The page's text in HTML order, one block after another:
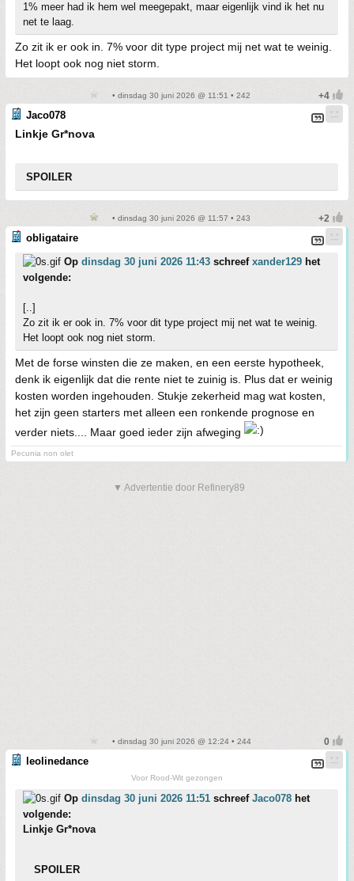
1% meer had ik hem wel meegepakt, maar eigenlijk vind ik het nu
net te laag.
Zo zit ik er ook in. 7% voor dit type project mij net wat te weinig.
Het loopt ook nog niet storm.
• dinsdag 30 juni 2026 @ 11:51 • 242
Jaco078
Linkje Gr*nova
SPOILER
• dinsdag 30 juni 2026 @ 11:57 • 243
obligataire
Op dinsdag 30 juni 2026 11:43 schreef xander129 het
volgende:
[..]
Zo zit ik er ook in. 7% voor dit type project mij net wat te weinig.
Het loopt ook nog niet storm.
Met de forse winsten die ze maken, en een eerste hypotheek,
denk ik eigenlijk dat die rente niet te zuinig is. Plus dat er weinig
kosten worden ingehouden. Stukje zekerheid mag wat kosten,
het zijn geen starters met alleen een ronkende prognose en
verder niets.... Maar goed ieder zijn afweging
Pecunia non olet
▼ Advertentie door Refinery89
• dinsdag 30 juni 2026 @ 12:24 • 244
leolinedance
Voor Rood-Wit gezongen
Op dinsdag 30 juni 2026 11:51 schreef Jaco078 het
volgende:
Linkje Gr*nova
SPOILER